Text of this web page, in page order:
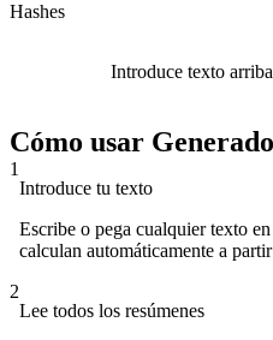
Hashes
Introduce texto
Cómo usar
1
Introduce tu texto
Escribe o pega cualquier texto
calculan automáticamente a
2
Lee todos los resúmenes